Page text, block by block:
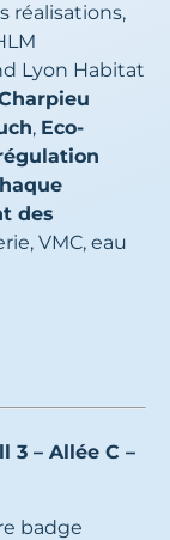
réalisations,
Lyon Habitat
, Eco-
des
VMC, eau
3 – Allée C –
badge